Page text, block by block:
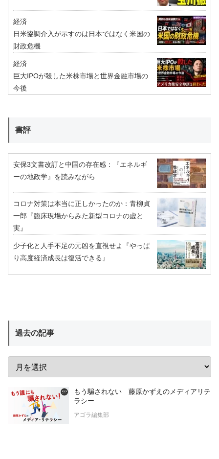
経済
日米協調介入が示すのは日本ではなく米国の
財政危機
経済
巨大IPOが殺した米株市場と世界金融市場の
今後
書評
安保3文書改訂と中国の存在感：『エネルギ
ーの地政学』を読みながら
コロナ対策は本当に正しかったのか：青柳貞
一郎『臨床現場からみた新型コロナの虚と
実』
少子化と人手不足の元凶を直視せよ『やっぱ
り高度経済成長は復活できる』
過去の記事
もう騙されない 藤原かずえのメディアリテ
ラシー
アゴラ編集部